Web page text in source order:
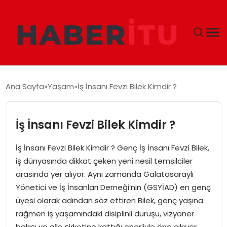
DÜNYA
EKONOMI
SIYASET
TEKNOLOJI
EĞITIM
Ana Sayfa Yaşam İş İnsanı Fevzi Bilek Kimdir ?
İş İnsanı Fevzi Bilek Kimdir ?
İş İnsanı Fevzi Bilek Kimdir ? Genç İş İnsanı Fevzi Bilek,
iş dünyasında dikkat çeken yeni nesil temsilciler
arasında yer alıyor. Aynı zamanda Galatasaraylı
Yönetici ve İş İnsanları Derneği’nin (GSYİAD) en genç
üyesi olarak adından söz ettiren Bilek, genç yaşına
rağmen iş yaşamındaki disiplinli duruşu, vizyoner